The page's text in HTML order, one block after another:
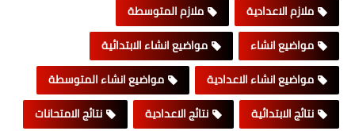
ملازم الاعدادية
ملازم المتوسطة
مواضيع انشاء
مواضيع انشاء الابتدائية
مواضيع انشاء الاعدادية
مواضيع انشاء المتوسطة
نتائج الابتدائية
نتائج الاعدادية
نتائج الامتحانات